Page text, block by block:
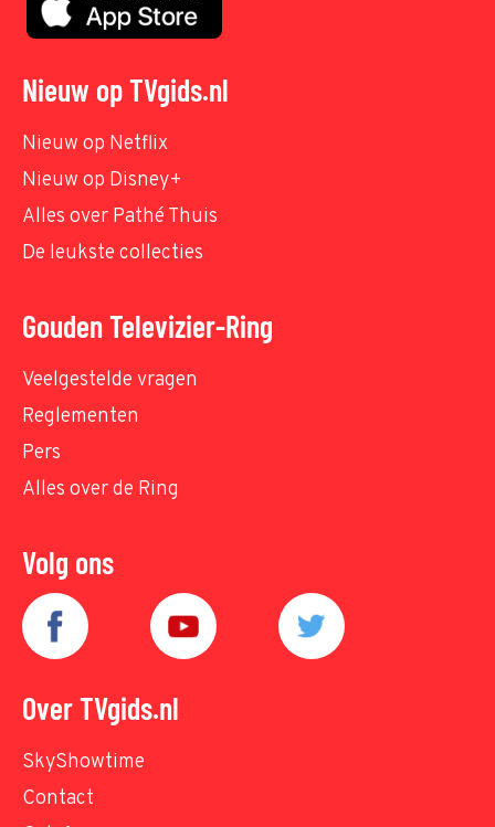
Nieuw op TVgids.nl
Nieuw op Netflix
Nieuw op Disney+
Alles over Pathé Thuis
De leukste collecties
Gouden Televizier-Ring
Veelgestelde vragen
Reglementen
Pers
Alles over de Ring
Volg ons
Over TVgids.nl
SkyShowtime
Contact